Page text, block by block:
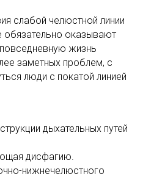
слабой челюстной линии
обязательно оказывают
жизнь
заметных проблем, с
люди с покатой линией
дыхательных путей
дисфагию.
нижнечелюстного